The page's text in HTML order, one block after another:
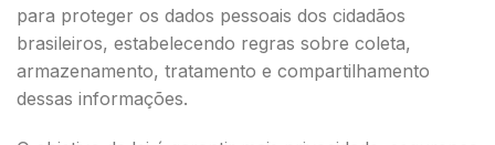
para proteger os dados pessoais dos cidadãos
brasileiros, estabelecendo regras sobre coleta,
armazenamento, tratamento e compartilhamento
dessas informações.